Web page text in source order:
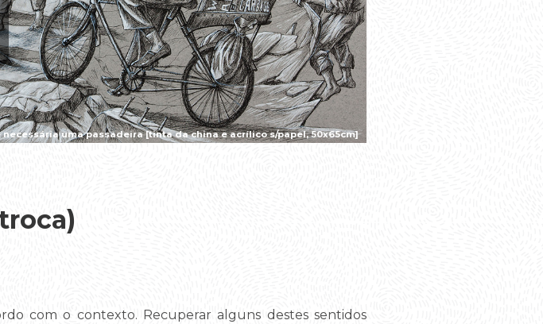
necessária uma passadeira [tinta da china e acrílico s/papel, 50x65cm]
com o contexto. Recuperar alguns destes sentidos